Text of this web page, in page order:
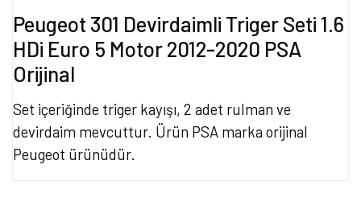
Peugeot 301 Devirdaimli Triger Seti 1.6
HDi Euro 5 Motor 2012-2020 PSA
Orijinal
Set içeriğinde triger kayışı, 2 adet rulman ve
devirdaim mevcuttur. Ürün PSA marka orijinal
Peugeot ürünüdür.